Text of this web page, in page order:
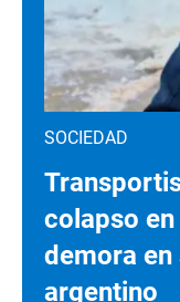
SOCIEDAD
colapso en
demora
argentino